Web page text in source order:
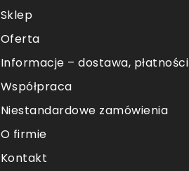
Sklep
Oferta
Informacje – dostawa, płatności
Współpraca
Niestandardowe zamówienia
O firmie
Kontakt